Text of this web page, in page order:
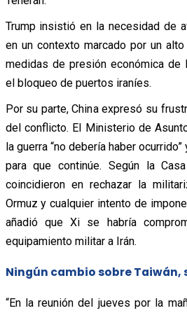
Trump insistió en la necesidad de
en un contexto marcado por un
medidas de presión económica de
el bloqueo de puertos iraníes.
Por su parte, China expresó su
del conflicto. El Ministerio de
la guerra “no debería haber
para que continúe. Según la
coincidieron en rechazar la
Ormuz y cualquier intento de
añadió que Xi se habría
equipamiento militar a Irán.
Ningún cambio sobre Taiwán,
“En la reunión del jueves por la